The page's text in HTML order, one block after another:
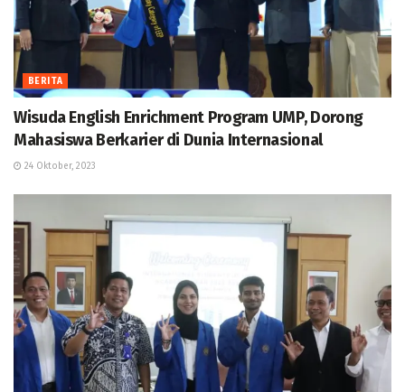
BERITA
Wisuda English Enrichment Program UMP, Dorong
Mahasiswa Berkarier di Dunia Internasional
24 Oktober, 2023